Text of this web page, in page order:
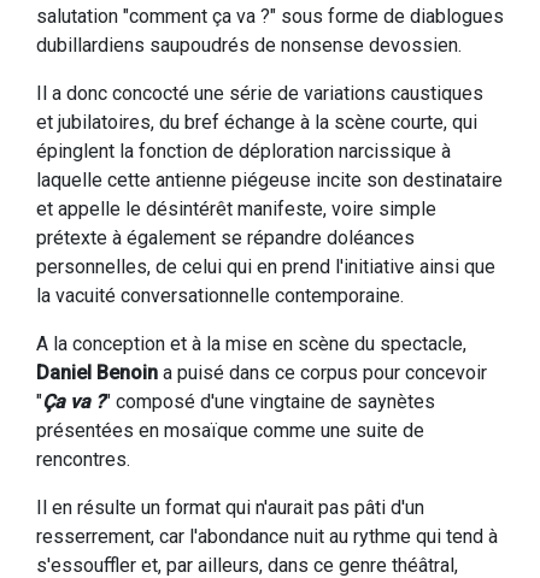
salutation "comment ça va ?" sous forme de diablogues
dubillardiens saupoudrés de nonsense devossien.
Il a donc concocté une série de variations caustiques
et jubilatoires, du bref échange à la scène courte, qui
épinglent la fonction de déploration narcissique à
laquelle cette antienne piégeuse incite son destinataire
et appelle le désintérêt manifeste, voire simple
prétexte à également se répandre doléances
personnelles, de celui qui en prend l'initiative ainsi que
la vacuité conversationnelle contemporaine.
A la conception et à la mise en scène du spectacle,
Daniel Benoin a puisé dans ce corpus pour concevoir
"Ça va ?" composé d'une vingtaine de saynètes
présentées en mosaïque comme une suite de
rencontres.
Il en résulte un format qui n'aurait pas pâti d'un
resserrement, car l'abondance nuit au rythme qui tend à
s'essouffler et, par ailleurs, dans ce genre théâtral,